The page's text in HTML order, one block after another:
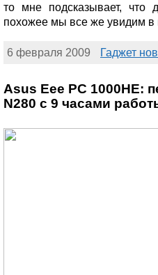
то мне подсказывает, что
похожее мы все же увидим
6 февраля 2009 Гаджет
Asus Eee PC 1000HE:
N280 с 9 часами